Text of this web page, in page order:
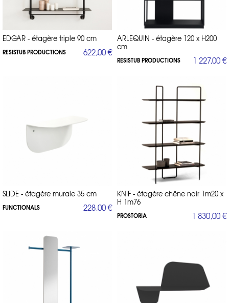
EDGAR - étagère triple 90 cm
RESISTUB PRODUCTIONS 622,00 €
ARLEQUIN - étagère 120 x H200
cm
RESISTUB PRODUCTIONS 1 227,00 €
SLIDE - étagère murale 35 cm
FUNCTIONALS 228,00 €
KNIF - étagère chêne noir 1m20 x
H 1m76
PROSTORIA 1 830,00 €